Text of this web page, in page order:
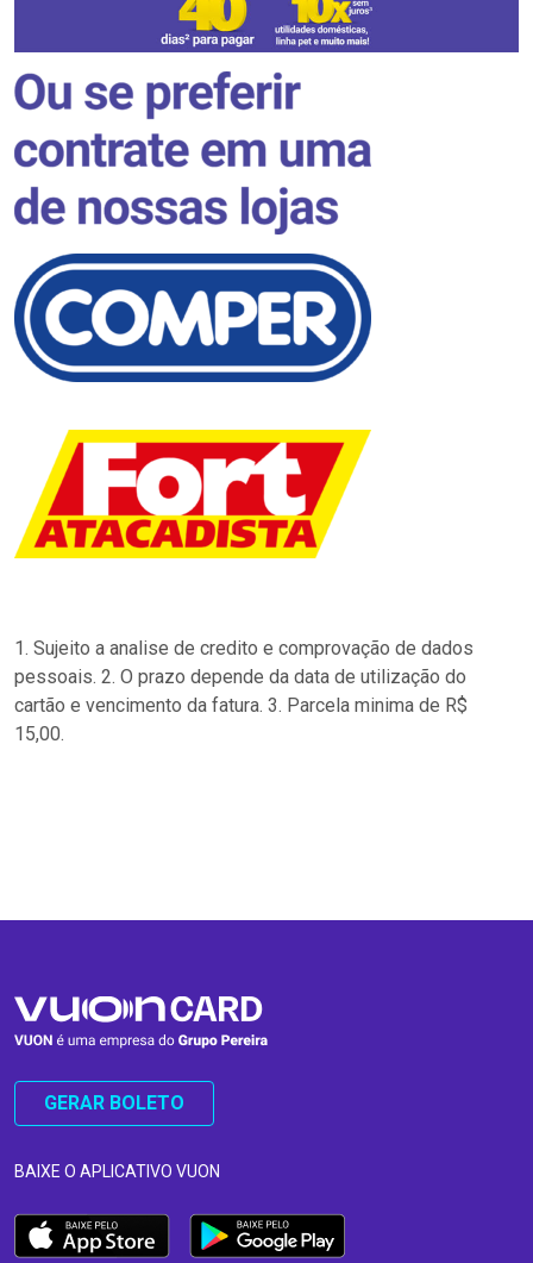
1. Sujeito a analise de credito e comprovação de dados
pessoais. 2. O prazo depende da data de utilização do
cartão e vencimento da fatura. 3. Parcela minima de R$
15,00.
GERAR BOLETO
BAIXE O APLICATIVO VUON